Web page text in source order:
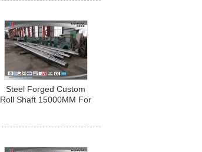
Steel Forged Custom
Roll Shaft 15000MM For